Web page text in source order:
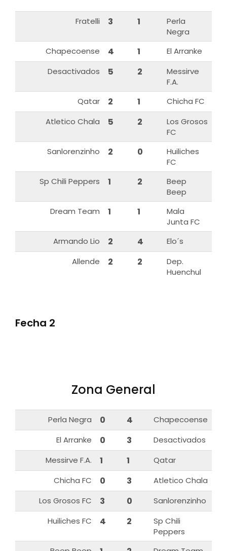
Fratelli 3 1
Perla
Negra
Chapecoense
4 1
El Arranke
Desactivados
5 2
Messirve
F.A.
Qatar
2 1
Chicha FC
Atletico Chala
5 2
Los Grosos
FC
Sanlorenzinho
2 0
Huiliches
FC
Sp Chili Peppers
1 2
Beep
Beep
Dream Team
1 1
Mala
Junta FC
Armando Lio
2 4
Elo´s
Allende
2 2
Dep.
Huenchul
Fecha 2
Zona General
Perla Negra 0 4
Chapecoense
El Arranke
0 3
Desactivados
Messirve F.A.
1 1
Qatar
Chicha FC
0 3
Atletico Chala
Los Grosos FC
3 0
Sanlorenzinho
Huiliches FC
4 2
Sp Chili
Peppers